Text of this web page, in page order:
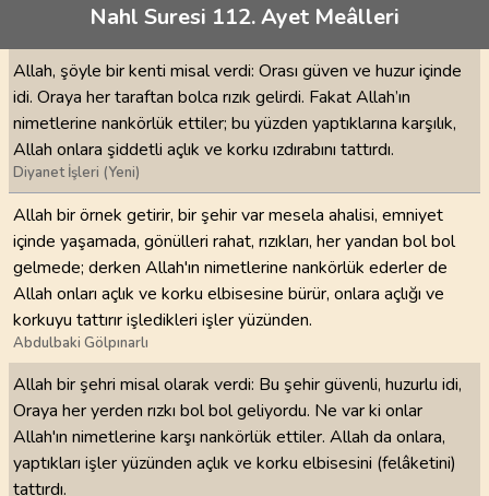
Nahl Suresi 112. Ayet Meâlleri
Allah, şöyle bir kenti misal verdi: Orası güven ve huzur içinde
idi. Oraya her taraftan bolca rızık gelirdi. Fakat Allah’ın
nimetlerine nankörlük ettiler; bu yüzden yaptıklarına karşılık,
Allah onlara şiddetli açlık ve korku ızdırabını tattırdı.
Diyanet İşleri (Yeni)
Allah bir örnek getirir, bir şehir var mesela ahalisi, emniyet
içinde yaşamada, gönülleri rahat, rızıkları, her yandan bol bol
gelmede; derken Allah'ın nimetlerine nankörlük ederler de
Allah onları açlık ve korku elbisesine bürür, onlara açlığı ve
korkuyu tattırır işledikleri işler yüzünden.
Abdulbaki Gölpınarlı
Allah bir şehri misal olarak verdi: Bu şehir güvenli, huzurlu idi,
Oraya her yerden rızkı bol bol geliyordu. Ne var ki onlar
Allah'ın nimetlerine karşı nankörlük ettiler. Allah da onlara,
yaptıkları işler yüzünden açlık ve korku elbisesini (felâketini)
tattırdı.